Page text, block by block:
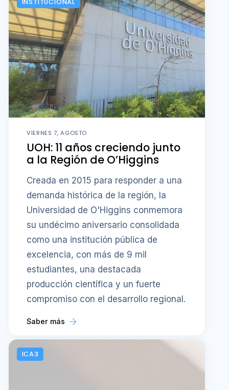
VIERNES 7, AGOSTO
UOH: 11 años creciendo junto
a la Región de O’Higgins
Creada en 2015 para responder a una
demanda histórica de la región, la
Universidad de O'Higgins conmemora
su undécimo aniversario consolidada
como una institución pública de
excelencia, con más de 9 mil
estudiantes, una destacada
producción científica y un fuerte
compromiso con el desarrollo regional.
Saber más
ICA3